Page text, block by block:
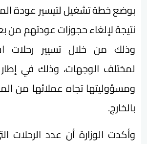
بوضع خطة تشغيل لتيسير عودة
نتيجة لإلغاء حجوزات عودتهم من
وذلك من خلال تسيير رحلات
لمختلف الوجهات، وذلك في
ومسؤوليتها تجاه عملائها من
بالخارج.
وأكدت الوزارة أن عدد الرحلات